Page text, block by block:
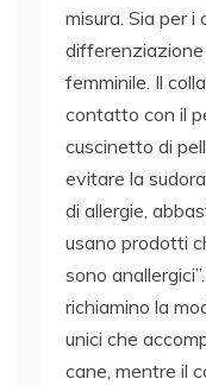
misura. Sia per
femminile. Il
contatto con il
cuscinetto di
evitare la
di allergie,
usano prodotti
sono
richiamino la
unici che
cane, mentre il